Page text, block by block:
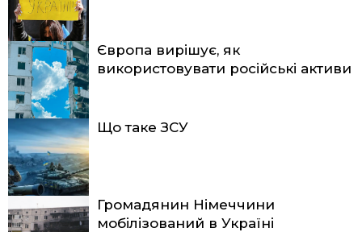
Європа вирішує, як
використовувати російські активи
Що таке ЗСУ
Громадянин Німеччини
мобілізований в Україні